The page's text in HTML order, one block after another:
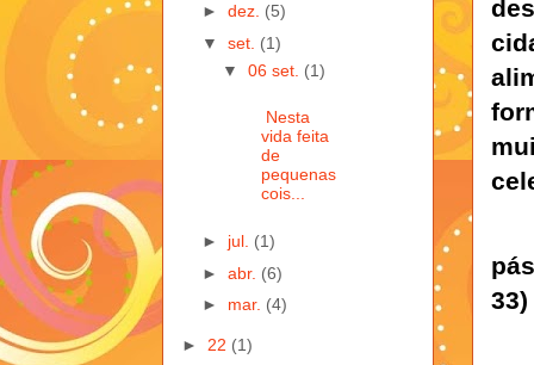
33)
► dez. (5)
▼ set. (1)
▼ 06 set. (1)
Nesta
vida feita
de
pequenas
cois...
► jul. (1)
► abr. (6)
► mar. (4)
► 22 (1)